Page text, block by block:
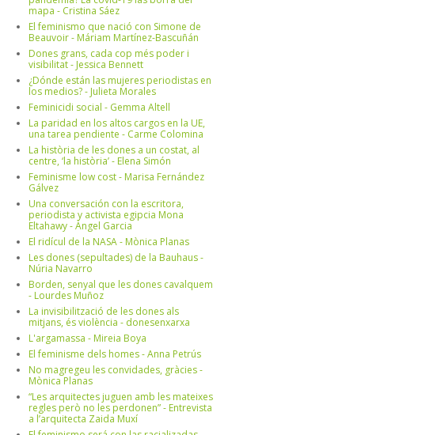
mapa - Cristina Sáez
El feminismo que nació con Simone de
Beauvoir - Máriam Martínez-Bascuñán
Dones grans, cada cop més poder i
visibilitat - Jessica Bennett
¿Dónde están las mujeres periodistas en
los medios? - Julieta Morales
Feminicidi social - Gemma Altell
La paridad en los altos cargos en la UE,
una tarea pendiente - Carme Colomina
La història de les dones a un costat, al
centre, ‘la història’ - Elena Simón
Feminisme low cost - Marisa Fernández
Gálvez
Una conversación con la escritora,
periodista y activista egipcia Mona
Eltahawy - Àngel Garcia
El ridícul de la NASA - Mònica Planas
Les dones (sepultades) de la Bauhaus -
Núria Navarro
Borden, senyal que les dones cavalquem
- Lourdes Muñoz
La invisibilització de les dones als
mitjans, és violència - donesenxarxa
L'argamassa - Mireia Boya
El feminisme dels homes - Anna Petrús
No magregeu les convidades, gràcies -
Mònica Planas
“Les arquitectes juguen amb les mateixes
regles però no les perdonen” - Entrevista
a l’arquitecta Zaida Muxí